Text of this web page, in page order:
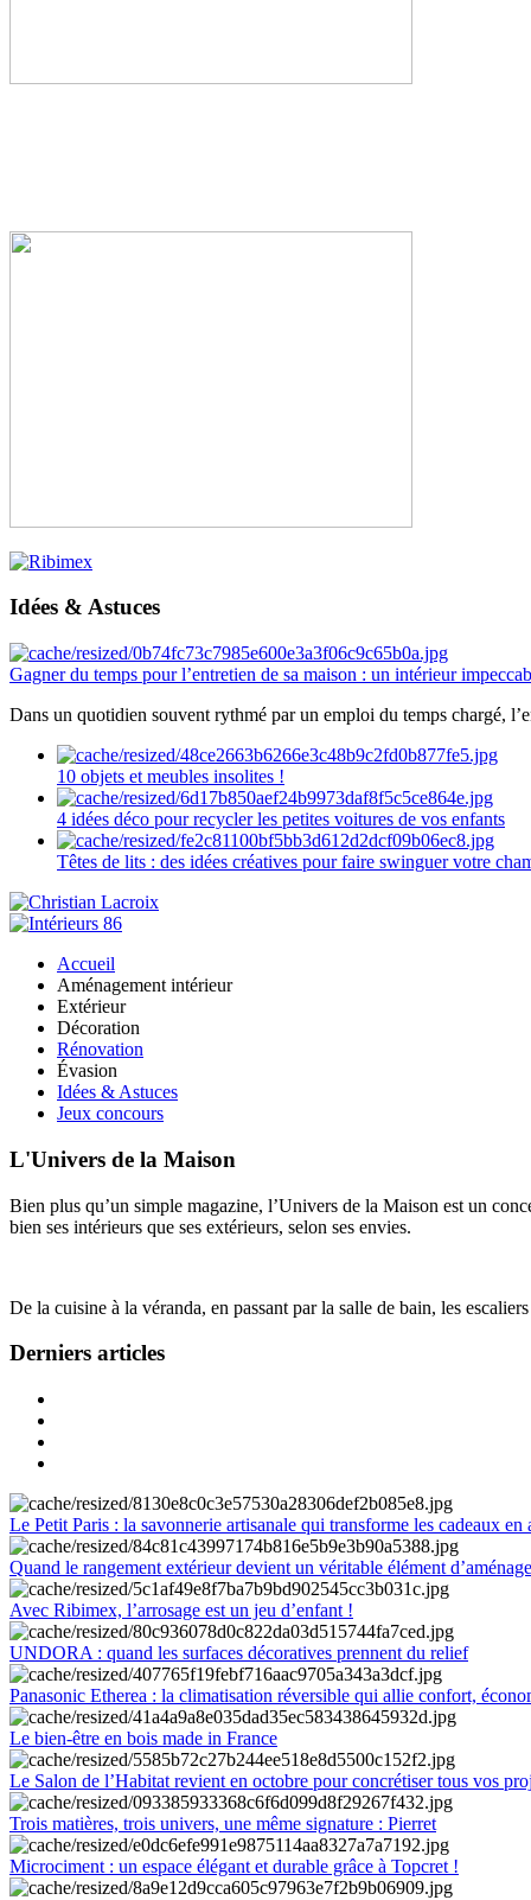
Idées & Astuces
Gagner du temps pour l’entretien de sa maison : un intérieur
Dans un quotidien souvent rythmé par un emploi du temps chargé,
10 objets et meubles insolites !
4 idées déco pour recycler les petites voitures de vos enfants
Têtes de lits : des idées créatives pour faire swinguer votre
Accueil
Aménagement intérieur
Extérieur
Décoration
Rénovation
Évasion
Idées & Astuces
Jeux concours
L'Univers de la Maison
Bien plus qu’un simple magazine, l’Univers de la Maison est un
bien ses intérieurs que ses extérieurs, selon ses envies.
De la cuisine à la véranda, en passant par la salle de bain, les
Derniers articles
Le Petit Paris : la savonnerie artisanale qui transforme les cadeaux en
Quand le rangement extérieur devient un véritable élément
Avec Ribimex, l’arrosage est un jeu d’enfant !
UNDORA : quand les surfaces décoratives prennent du relief
Panasonic Etherea : la climatisation réversible qui allie confort,
Le bien-être en bois made in France
Le Salon de l’Habitat revient en octobre pour concrétiser tous vos
Trois matières, trois univers, une même signature : Pierret
Microciment : un espace élégant et durable grâce à Topcret !